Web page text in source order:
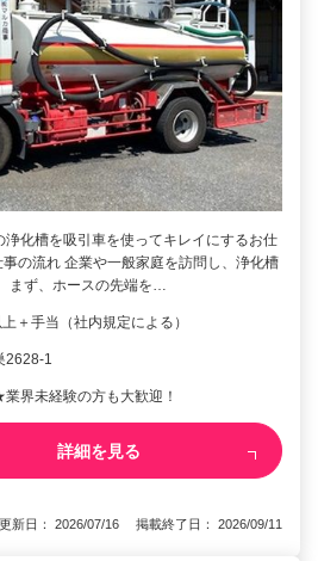
浄化槽を吸引車を使ってキレイにするお仕
の流れ 企業や一般家庭を訪問し、浄化槽
まず、ホースの先端を…
＋手当（社内規定による）
2628-1
界未経験の方も大歓迎！
詳細を見る
更新日： 2026/07/16 掲載終了日： 2026/09/11